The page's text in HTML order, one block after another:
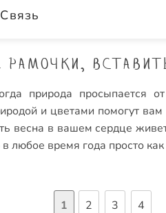
Связь
рамочки,
природа просыпается
и цветами помогут вам
весна в вашем сердце
любое время года просто как
1 2 3 4